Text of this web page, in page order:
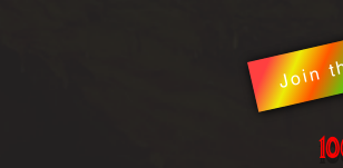
Join